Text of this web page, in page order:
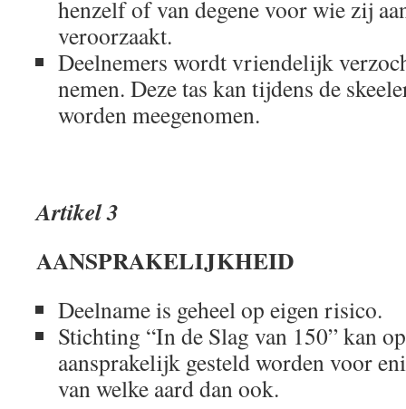
henzelf of van degene voor wie zij
veroorzaakt.
Deelnemers wordt vriendelijk
nemen. Deze tas kan tijdens de
worden meegenomen.
Artikel 3
AANSPRAKELIJKHEID
Deelname is geheel op eigen risico.
Stichting “In de Slag van 150” kan
aansprakelijk gesteld worden voor
van welke aard dan ook.